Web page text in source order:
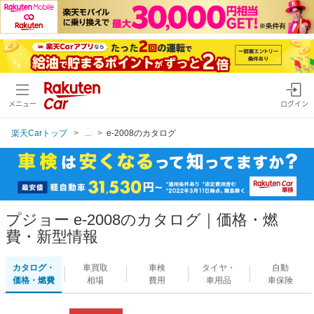
メニュー ログイン
楽天Carトップ e-2008のカタログ
プジョー e-2008のカタログ｜価格・燃
費・新型情報
カタログ・
価格・燃費
車買取
相場
車検
費用
タイヤ・
車用品
自動
車保険